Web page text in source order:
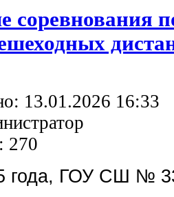
соревнования
13.01.2026 16:33
270
года, ГОУ СШ №